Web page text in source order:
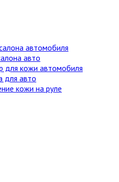
автомобиля
авто
для кожи автомобиля
для авто
кожи на руле